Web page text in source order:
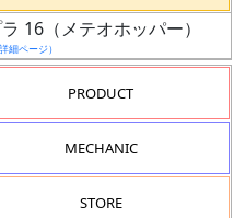
16（メテオホッパー）
詳細ページ）
PRODUCT
MECHANIC
STORE